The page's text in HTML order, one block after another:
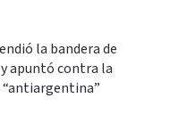
la bandera de
apuntó contra la